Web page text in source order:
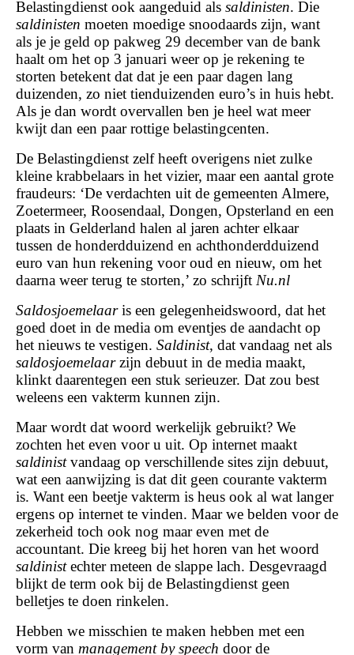
Belastingdienst ook aangeduid als saldinisten. Die
saldinisten moeten moedige snoodaards zijn, want
als je je geld op pakweg 29 december van de bank
haalt om het op 3 januari weer op je rekening te
storten betekent dat dat je een paar dagen lang
duizenden, zo niet tienduizenden euro’s in huis hebt.
Als je dan wordt overvallen ben je heel wat meer
kwijt dan een paar rottige belastingcenten.
De Belastingdienst zelf heeft overigens niet zulke
kleine krabbelaars in het vizier, maar een aantal grote
fraudeurs: ‘De verdachten uit de gemeenten Almere,
Zoetermeer, Roosendaal, Dongen, Opsterland en een
plaats in Gelderland halen al jaren achter elkaar
tussen de honderdduizend en achthonderdduizend
euro van hun rekening voor oud en nieuw, om het
daarna weer terug te storten,’ zo schrijft Nu.nl
Saldosjoemelaaris een gelegenheidswoord, dat het
goed doet in de media om eventjes de aandacht op
het nieuws te vestigen. Saldinist, dat vandaag net als
saldosjoemelaarzijn debuut in de media maakt,
klinkt daarentegen een stuk serieuzer. Dat zou best
weleens een vakterm kunnen zijn.
Maar wordt dat woord werkelijk gebruikt? We
zochten het even voor u uit. Op internet maakt
saldinistvandaag op verschillende sites zijn debuut,
wat een aanwijzing is dat dit geen courante vakterm
is. Want een beetje vakterm is heus ook al wat langer
ergens op internet te vinden. Maar we belden voor de
zekerheid toch ook nog maar even met de
accountant. Die kreeg bij het horen van het woord
saldinistechter meteen de slappe lach. Desgevraagd
blijkt de term ook bij de Belastingdienst geen
belletjes te doen rinkelen.
Hebben we misschien te maken hebben met een
vorm van management by speech door de